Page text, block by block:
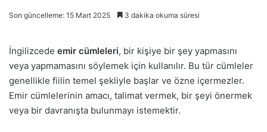
Son güncelleme: 15 Mart 2025 3 dakika okuma süresi
İngilizcede emir cümleleri, bir kişiye bir şey yapmasını
veya yapmamasını söylemek için kullanılır. Bu tür cümleler
genellikle fiilin temel şekliyle başlar ve özne içermezler.
Emir cümlelerinin amacı, talimat vermek, bir şeyi önermek
veya bir davranışta bulunmayı istemektir.